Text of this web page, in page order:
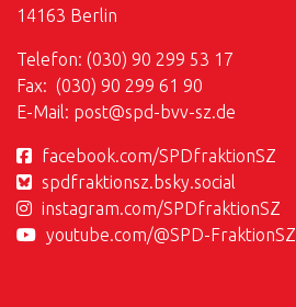
14163 Berlin
Telefon: (030) 90 299 53 17
Fax: (030) 90 299 61 90
E-Mail: post@spd-bvv-sz.de
facebook.com/SPDfraktionSZ
spdfraktionsz.bsky.social
instagram.com/SPDfraktionSZ
youtube.com/@SPD-FraktionSZ